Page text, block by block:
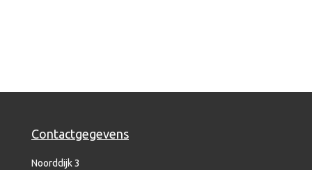
Contactgegevens
Noorddijk 3